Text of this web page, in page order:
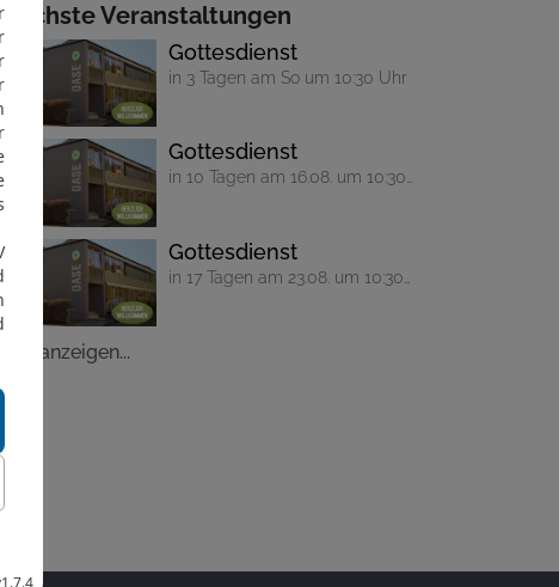
Nächste Veranstaltungen
Gottesdienst
in 3 Tagen am So um 10:30 Uhr
Gottesdienst
in 10 Tagen am 16.08. um 10:30
Gottesdienst
in 17 Tagen am 23.08. um 10:30
alle anzeigen...